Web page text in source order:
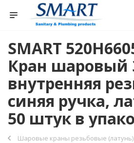
SMART
Кран шаровый
внутренняя
синяя ручка,
50 штук в
Шаровые краны резьбовые (латунь)